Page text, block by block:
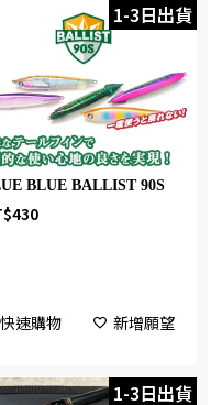
1-3日出貨
BLUE BALLIST 90S
430
快速購物 新增願望
1-3日出貨